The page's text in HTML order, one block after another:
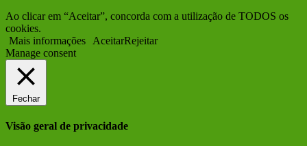
Ao clicar em “Aceitar”, concorda com a utilização de TODOS os
cookies.
Mais informações
AceitarRejeitar
Manage consent
Fechar
Visão geral de privacidade